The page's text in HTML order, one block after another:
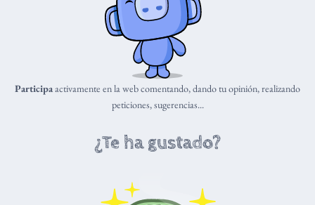
Participaactivamente en la web comentando, dando tu opinión, realizando
peticiones, sugerencias...
¿Te ha gustado?